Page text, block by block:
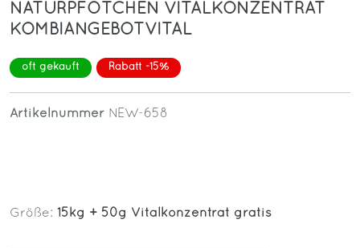
NATURPFÖTCHEN VITALKONZENTRAT
KOMBIANGEBOTVITAL
oft gekauft Rabatt -15%
Artikelnummer NEW-658
Größe: 15kg + 50g Vitalkonzentrat gratis